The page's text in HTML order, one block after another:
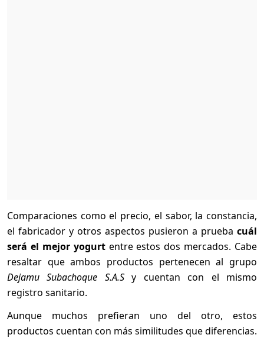
Comparaciones como el precio, el sabor, la constancia,
el fabricador y otros aspectos pusieron a prueba cuál
será el mejor yogurt entre estos dos mercados. Cabe
resaltar que ambos productos pertenecen al grupo
Dejamu Subachoque S.A.Sy cuentan con el mismo
registro sanitario.
Aunque muchos prefieran uno del otro, estos
productos cuentan con más similitudes que diferencias.